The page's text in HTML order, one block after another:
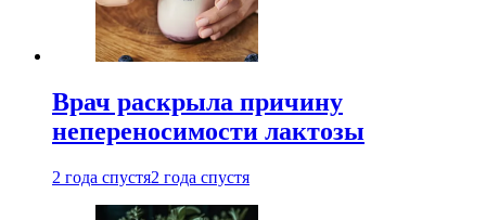
Врач раскрыла причину
непереносимости лактозы
2 года спустя2 года спустя